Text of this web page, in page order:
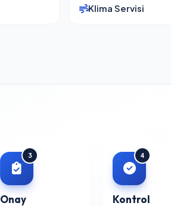
Klima Servisi
3
Onay
4
Kontrol